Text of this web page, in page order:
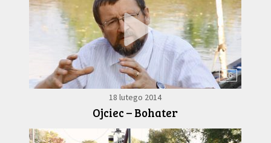
16
18 lutego 2014
Ojciec – Bohater